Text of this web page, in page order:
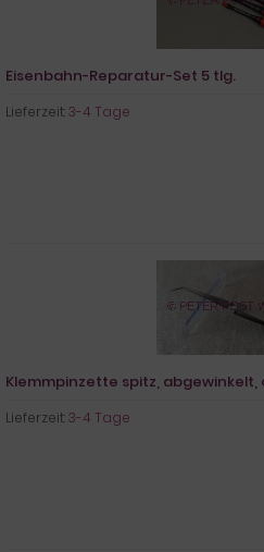
Eisenbahn-Reparatur-Set 5 tlg.
Lieferzeit:3-4 Tage
Klemmpinzette spitz, abgewinkelt,
Lieferzeit:3-4 Tage